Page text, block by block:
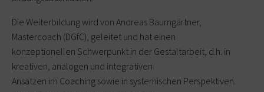
Die Weiterbildung wird von Andreas Baumgärtner,
Mastercoach (DGfC), geleitet und hat einen
konzeptionellen Schwerpunkt in der Gestaltarbeit, d.h. in
kreativen, analogen und integrativen
Ansätzen im Coaching sowie in systemischen Perspektiven.